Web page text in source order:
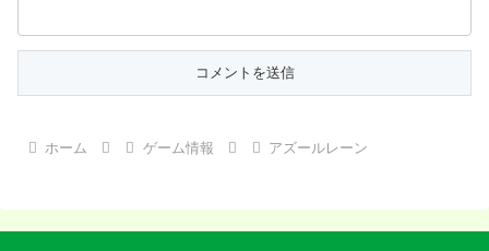
ホーム ゲーム情報 アズールレーン